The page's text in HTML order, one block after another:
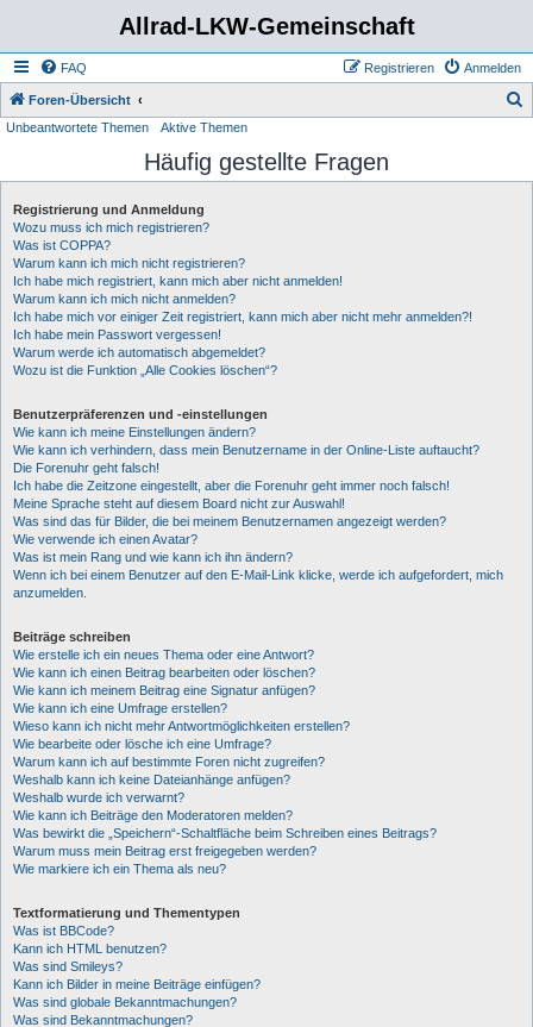
Allrad-LKW-Gemeinschaft
FAQ Anmelden
Registrieren
Foren-Übersicht
h
Unbeantwortete Themen Aktive Themen
Häufig gestellte Fragen
Registrierung und Anmeldung
Wozu muss ich mich registrieren?
Was ist COPPA?
Warum kann ich mich nicht registrieren?
Ich habe mich registriert, kann mich aber nicht anmelden!
Warum kann ich mich nicht anmelden?
Ich habe mich vor einiger Zeit registriert, kann mich aber nicht mehr anmelden?!
Ich habe mein Passwort vergessen!
Warum werde ich automatisch abgemeldet?
Wozu ist die Funktion „Alle Cookies löschen“?
Benutzerpräferenzen und -einstellungen
Wie kann ich meine Einstellungen ändern?
Wie kann ich verhindern, dass mein Benutzername in der Online-Liste auftaucht?
Die Forenuhr geht falsch!
Ich habe die Zeitzone eingestellt, aber die Forenuhr geht immer noch falsch!
Meine Sprache steht auf diesem Board nicht zur Auswahl!
Was sind das für Bilder, die bei meinem Benutzernamen angezeigt werden?
Wie verwende ich einen Avatar?
Was ist mein Rang und wie kann ich ihn ändern?
Wenn ich bei einem Benutzer auf den E-Mail-Link klicke, werde ich aufgefordert, mich
anzumelden.
Beiträge schreiben
Wie erstelle ich ein neues Thema oder eine Antwort?
Wie kann ich einen Beitrag bearbeiten oder löschen?
Wie kann ich meinem Beitrag eine Signatur anfügen?
Wie kann ich eine Umfrage erstellen?
Wieso kann ich nicht mehr Antwortmöglichkeiten erstellen?
Wie bearbeite oder lösche ich eine Umfrage?
Warum kann ich auf bestimmte Foren nicht zugreifen?
Weshalb kann ich keine Dateianhänge anfügen?
Weshalb wurde ich verwarnt?
Wie kann ich Beiträge den Moderatoren melden?
Was bewirkt die „Speichern“-Schaltfläche beim Schreiben eines Beitrags?
Warum muss mein Beitrag erst freigegeben werden?
Wie markiere ich ein Thema als neu?
Textformatierung und Thementypen
Was ist BBCode?
Kann ich HTML benutzen?
Was sind Smileys?
Kann ich Bilder in meine Beiträge einfügen?
Was sind globale Bekanntmachungen?
Was sind Bekanntmachungen?